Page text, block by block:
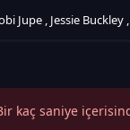
Jupe Jessie Buckley
kaç saniye